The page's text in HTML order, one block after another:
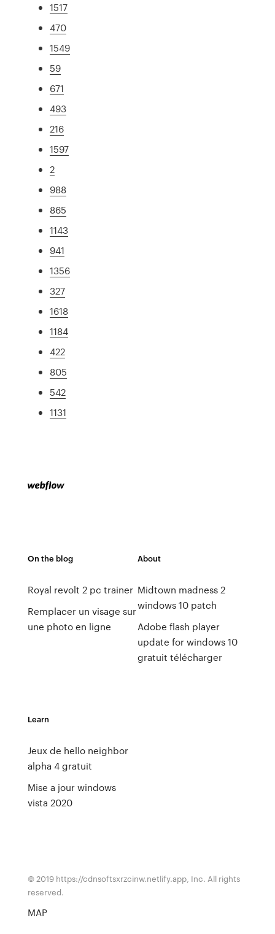
1517
470
1549
59
671
493
216
1597
2
988
865
1143
941
1356
327
1618
1184
422
805
542
1131
On the blog
Royal revolt 2 pc trainer
Remplacer un visage sur
une photo en ligne
About
Midtown madness 2
windows 10 patch
Adobe flash player
update for windows 10
gratuit télécharger
Learn
Jeux de hello neighbor
alpha 4 gratuit
Mise a jour windows
vista 2020
© 2019 https://cdnsoftsxrzcinw.netlify.app, Inc. All rights
reserved.
MAP